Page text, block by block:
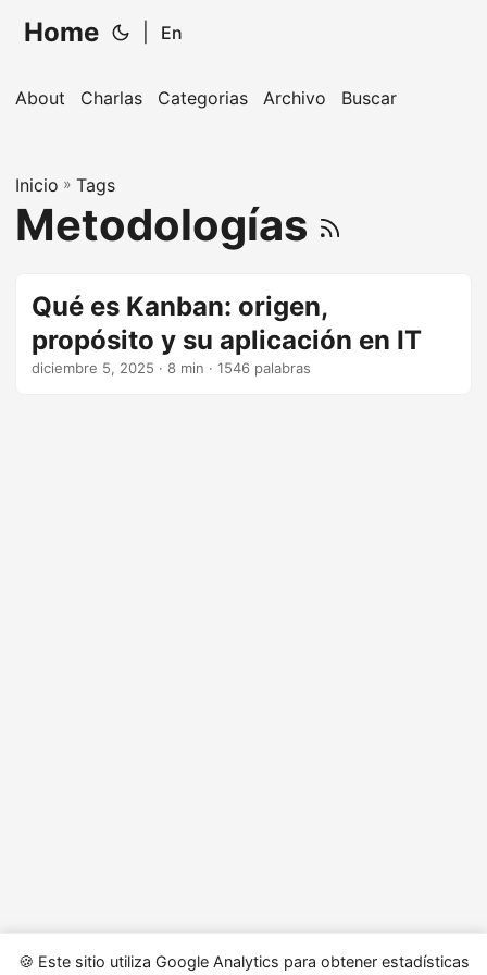
🍪 Este sitio utiliza Google Analytics para obtener estadísticas
Home En
About Charlas Categorias Archivo Buscar
Inicio » Tags
Metodologías
Qué es Kanban: origen,
propósito y su aplicación en IT
diciembre 5, 2025 · 8 min · 1546 palabras